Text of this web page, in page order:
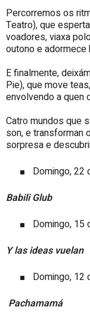
Percorremos os
Teatro), que
voadores, viaxa
outono e adormece
E finalmente,
Pie), que move
envolvendo a quen
Catro mundos que
son, e transforman
sorpresa e
Domingo, 22
Babili Glub
Domingo, 15
Y las ideas vuelan
Domingo, 12
Pachamamá